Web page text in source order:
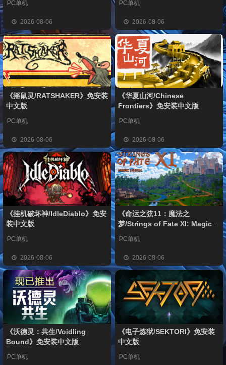
PC单机
2026-08-06
PC单机
2026-08-06
《摇鼠灵/RATSHAKER》免安装
中文版
PC单机
2026-08-06
《华夏山河/Chinese
Frontiers》免安装中文版
PC单机
2026-08-06
《挂机破坏神/IdleDiablo》免安
装中文版
PC单机
2026-08-06
《命运之弦11：魔法之
梦/Strings of Fate XI: Magic
PC单机
2026-08-06
《沃德灵：共生/Voidling
Bound》免安装中文版
PC单机
《电子炼狱/SEKTORI》免安装
中文版
PC单机